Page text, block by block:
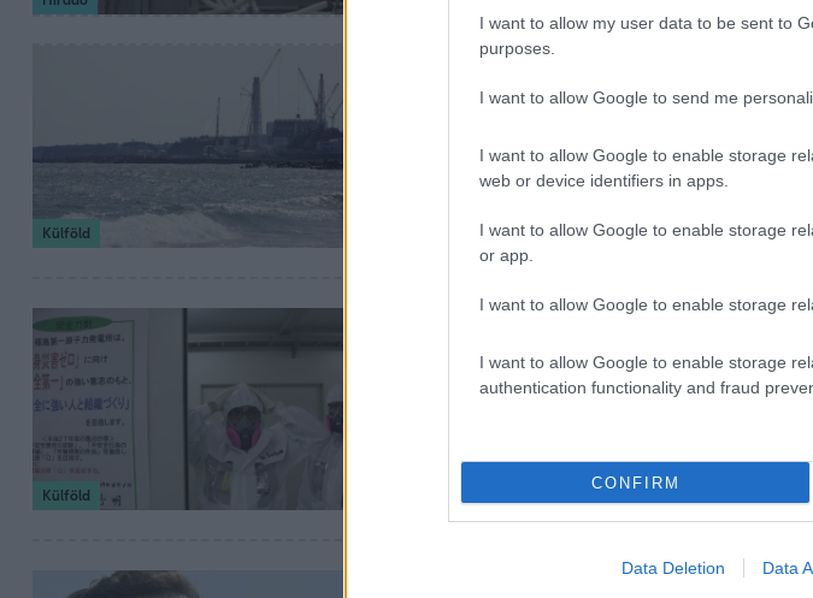
I want to allow my user data to be sent to
purposes.
I want to allow Google to send me
I want to allow Google to enable storage
web or device identifiers in apps.
I want to allow Google to enable storage
or app.
I want to allow Google to enable storage
I want to allow Google to enable storage
authentication functionality and fraud
CONFIRM
Data Deletion Data
Külföld
2023. április 1. 14:26
Újranyitottak egy sugárzás
A fukusimai atomkatasztrófa után a lakosság
Külföld
Japán bíróság: az állam nem
fukusimai nukleáris